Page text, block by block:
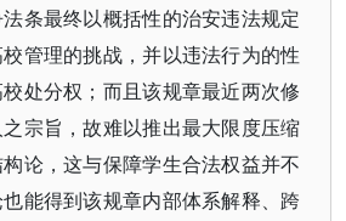
条最终以概括性的治安违法规定
管理的挑战，并以违法行为的性
处分权；而且该规章最近两次修
宗旨，故难以推出最大限度压缩
论，这与保障学生合法权益并不
能得到该规章内部体系解释、跨